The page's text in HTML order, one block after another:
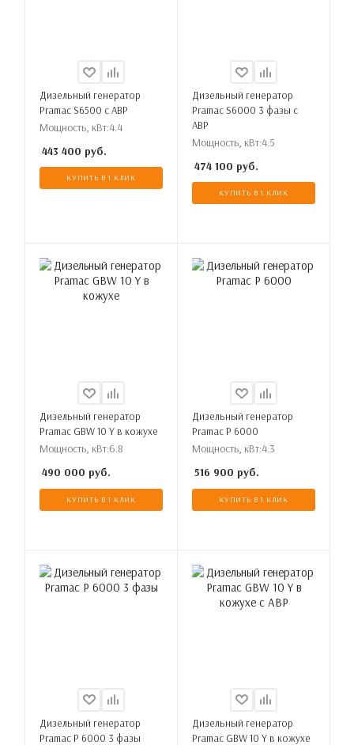
Дизельный генератор
Pramac S6500 с АВР
Мощность, кВт:4.4
443 400 руб.
КУПИТЬ В 1 КЛИК
Дизельный генератор
Pramac S6000 3 фазы с
АВР
Мощность, кВт:4.5
474 100 руб.
КУПИТЬ В 1 КЛИК
Дизельный генератор
Pramac GBW 10 Y в кожухе
Мощность, кВт:6.8
490 000 руб.
КУПИТЬ В 1 КЛИК
Дизельный генератор
Pramac P 6000
Мощность, кВт:4.3
516 900 руб.
КУПИТЬ В 1 КЛИК
Дизельный генератор
Pramac P 6000 3 фазы
Дизельный генератор
Pramac GBW 10 Y в кожухе